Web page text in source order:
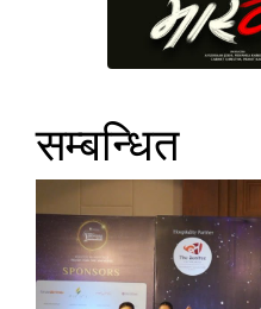
सम्बन्धित